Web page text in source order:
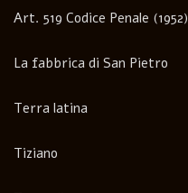
Art. 519 Codice Penale (1952)
La fabbrica di San Pietro
Terra latina
Tiziano